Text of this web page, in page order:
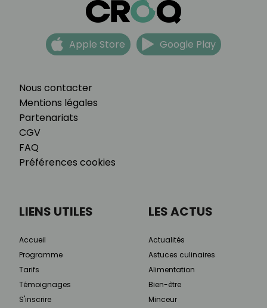
Nous contacter
Mentions légales
Partenariats
CGV
FAQ
Préférences cookies
Apple Store Google Play
LIENS UTILES
Accueil
Programme
Tarifs
Témoignages
S'inscrire
LES ACTUS
Actualités
Astuces culinaires
Alimentation
Bien-être
Minceur